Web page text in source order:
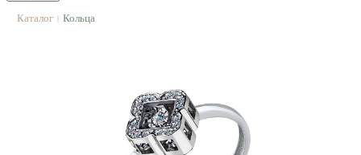
Каталог | Кольца